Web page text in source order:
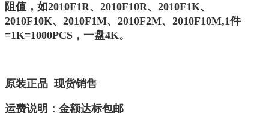
阻值，如2010F1R、2010F10R、2010F1K、
2010F10K、2010F1M、2010F2M、2010F10M,1件
=1K=1000PCS，一盘4K。
原装正品 现货销售
运费说明：金额达标包邮